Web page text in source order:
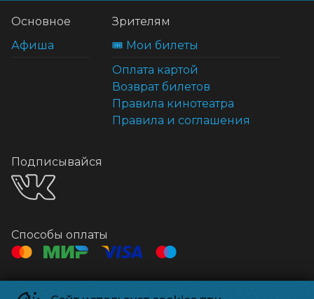
Основное
Афиша
Зрителям
🎟️ Мои билеты
Оплата картой
Возврат билетов
Правила кинотеатра
Правила и соглашения
Подписывайся
Способы оплаты